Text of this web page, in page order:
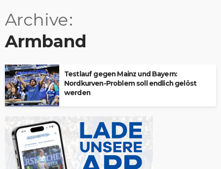
Archive
Armband
Testlauf gegen Mainz und Bayern:
Nordkurven-Problem soll endlich gelöst
werden